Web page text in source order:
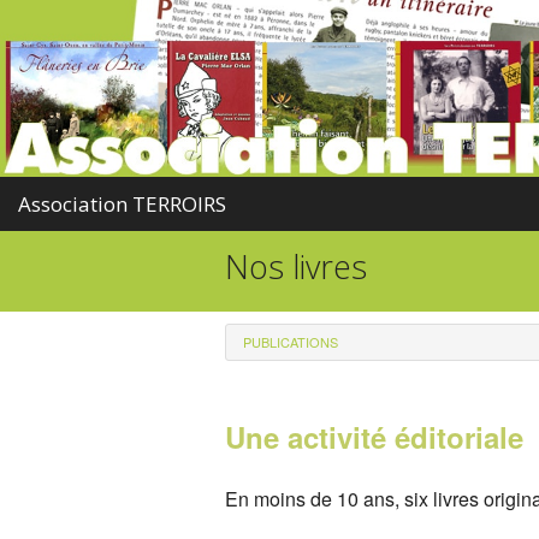
Association TERROIRS
Nos livres
PUBLICATIONS
Une activité éditoriale
En moins de 10 ans, six livres